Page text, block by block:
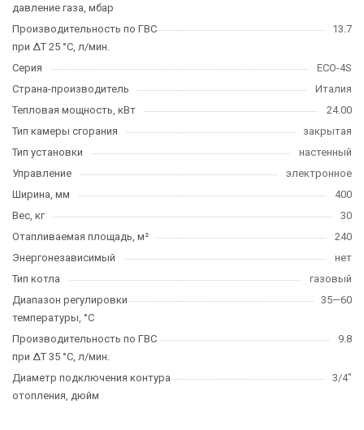
давление газа, мбар
Производительность по ГВС
при ΔT 25 °C, л/мин.
13.7
Серия
ECO-4S
Страна-производитель
Италия
Тепловая мощность, кВт
24.00
Тип камеры сгорания
закрытая
Тип установки
настенный
Управление
электронное
Ширина, мм
400
Вес, кг
30
Отапливаемая площадь, м²
240
Энергонезависимый
нет
Тип котла
газовый
Диапазон регулировки
температуры, °C
35—60
Производительность по ГВС
при ΔT 35 °C, л/мин.
9.8
Диаметр подключения контура
отопления, дюйм
3/4"